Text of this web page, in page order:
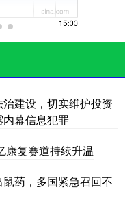
建设，切实维护投资
幕信息犯罪
康复赛道持续升温
药，多国紧急召回不